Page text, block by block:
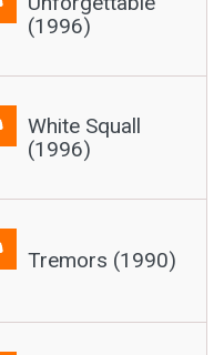
(1996)
White Squall
(1996)
Tremors (1990)